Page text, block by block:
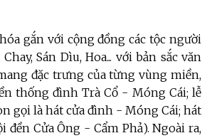
gắn với cộng đồng các tộc người
Sán Dìu, Hoa... với bản sắc văn
đặc trưng của từng vùng miền,
thống đình Trà Cổ - Móng Cái; lễ
gọi là hát cửa đình - Móng Cái; hát
Cửa Ông - Cẩm Phả). Ngoài ra,